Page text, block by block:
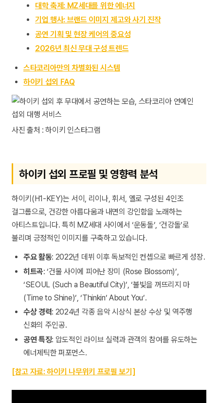
대학 축제: MZ세대를 위한 에너지
기업 행사: 브랜드 이미지 제고와 사기 진작
공연 기획 및 현장 케어의 중요성
2026년 최신 무대 구성 트렌드
스타코리아만의 차별화된 시스템
하이키 섭외 FAQ
사진 출처 : 하이키 인스타그램
하이키 섭외 프로필 및 영향력 분석
하이키(H1-KEY)는 서이, 리이나, 휘서, 옐로 구성된 4인조
걸그룹으로, 건강한 아름다움과 내면의 강인함을 노래하는
아티스트입니다. 특히 MZ세대 사이에서 ‘운동돌’, ‘건강돌’로
불리며 긍정적인 이미지를 구축하고 있습니다.
주요 활동: 2022년 데뷔 이후 독보적인 컨셉으로 빠르게 성장.
히트곡: ‘건물 사이에 피어난 장미 (Rose Blossom)’,
‘SEOUL (Such a Beautiful City)’, ‘불빛을 꺼뜨리지 마
(Time to Shine)’, ‘Thinkin’ About You’.
수상 경력: 2024년 각종 음악 시상식 본상 수상 및 역주행
신화의 주인공.
공연 특징: 압도적인 라이브 실력과 관객의 참여를 유도하는
에너제틱한 퍼포먼스.
[참고 자료: 하이키 나무위키 프로필 보기]